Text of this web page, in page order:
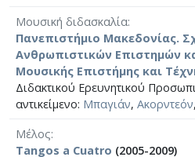
Μουσική διδασκαλία
Πανεπιστήμιο Μακεδονίας.
Ανθρωπιστικών Επιστημών
Μουσικής Επιστήμης και
Διδακτικού Ερευνητικού
αντικείμενο: Μπαγιάν, Ακορντεόν,
Μέλος
Tangos a Cuatro (2005-2009)